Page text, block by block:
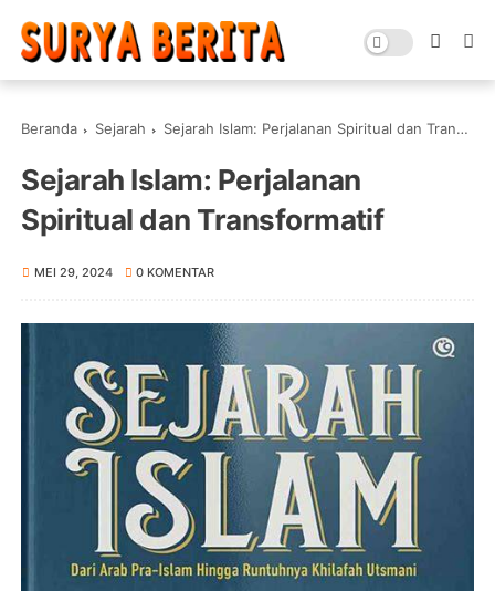
Beranda Sejarah Sejarah Islam: Perjalanan Spiritual dan Transformatif
Sejarah Islam: Perjalanan
Spiritual dan Transformatif
MEI 29, 2024 0 KOMENTAR